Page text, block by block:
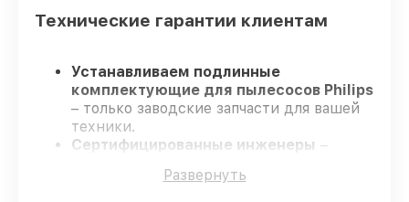
Технические гарантии клиентам
Устанавливаем подлинные
комплектующие для пылесосов Philips
– только заводские запчасти для вашей
техники.
Сертифицированные инженеры –
навыков, что гарантирует
Развернуть